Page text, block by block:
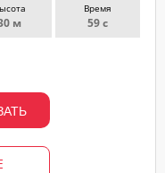
м
Время
59 с